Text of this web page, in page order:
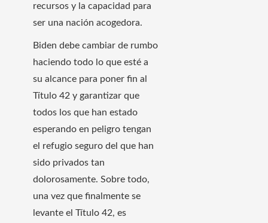
recursos y la capacidad para
ser una nación acogedora.
Biden debe cambiar de rumbo
haciendo todo lo que esté a
su alcance para poner fin al
Título 42 y garantizar que
todos los que han estado
esperando en peligro tengan
el refugio seguro del que han
sido privados tan
dolorosamente. Sobre todo,
una vez que finalmente se
levante el Título 42, es